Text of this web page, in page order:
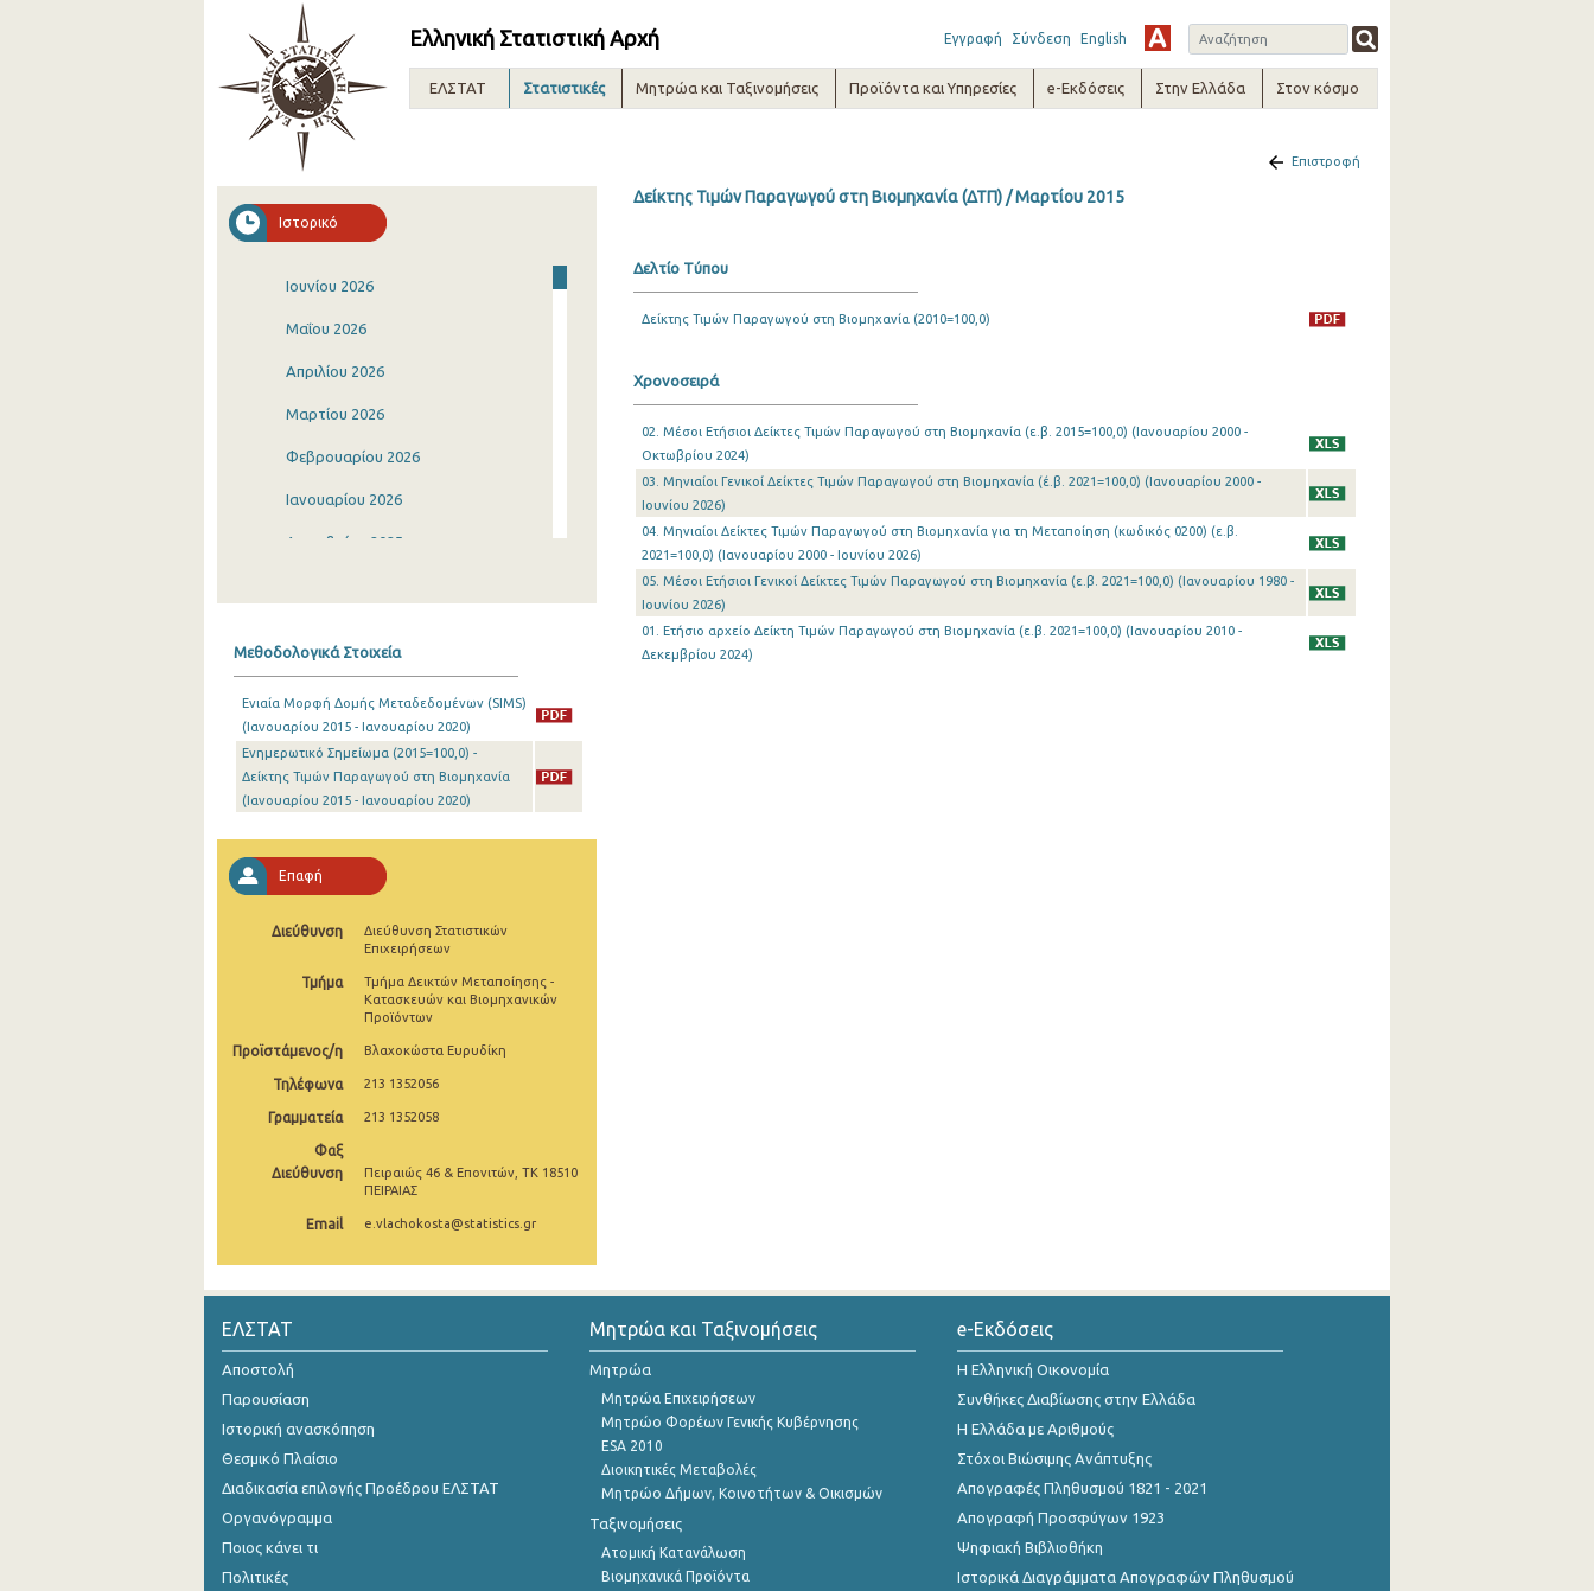
Ελληνική Στατιστική Αρχή Εγγραφή Σύνδεση English
ΕΛΣΤΑΤ Στατιστικές Μητρώα και Ταξινομήσεις Προϊόντα και Υπηρεσίες e-Εκδόσεις Στην Ελλάδα Στον κόσμο
Ιστορικό
Ιουνίου 2026
Μαΐου 2026
Απριλίου 2026
Μαρτίου 2026
Φεβρουαρίου 2026
Ιανουαρίου 2026
Δεκεμβρίου 2025
Αυγούστου 2025
Ιουλίου 2025
Ιουνίου 2025
Μαΐου 2025
Απριλίου 2025
Μαρτίου 2025
Ιανουαρίου 2025
Δεκεμβρίου 2024
Νοεμβρίου 2024
Οκτωβρίου 2024
Σεπτεμβρίου 2024
Αυγούστου 2024
Ιουλίου 2024
Μαΐου 2024
Απριλίου 2024
Μαρτίου 2024
Φεβρουαρίου 2024
Ιανουαρίου 2024
Μεθοδολογικά Στοιχεία
Ενιαία Μορφή Δομής Μεταδεδομένων (SIMS)
(Ιανουαρίου 2015 - Ιανουαρίου 2020)
Ενημερωτικό Σημείωμα (2015=100,0) -
Δείκτης Τιμών Παραγωγού στη Βιομηχανία
(Ιανουαρίου 2015 - Ιανουαρίου 2020)
Επαφή
Διεύθυνση
Διεύθυνση Στατιστικών
Επιχειρήσεων
Τμήμα
Τμήμα Δεικτών Μεταποίησης -
Κατασκευών και Βιομηχανικών
Προϊόντων
Προϊστάμενος/η Βλαχοκώστα Ευρυδίκη
Τηλέφωνα 213 1352056
Γραμματεία 213 1352058
Φαξ
Διεύθυνση
Πειραιώς 46 & Επονιτών, ΤΚ 18510
ΠΕΙΡΑΙΑΣ
Email e.vlachokosta@statistics.gr
Επιστροφή
Δείκτης Τιμών Παραγωγού στη Βιομηχανία (ΔΤΠ) / Μαρτίου 2015
Δελτίο Τύπου
Δείκτης Τιμών Παραγωγού στη Βιομηχανία (2010=100,0)
Χρονοσειρά
02. Μέσοι Ετήσιοι Δείκτες Τιμών Παραγωγού στη Βιομηχανία (ε.β. 2015=100,0) (Ιανουαρίου 2000 -
Οκτωβρίου 2024)
03. Μηνιαίοι Γενικοί Δείκτες Τιμών Παραγωγού στη Βιομηχανία (έ.β. 2021=100,0) (Ιανουαρίου 2000 -
Ιουνίου 2026)
04. Μηνιαίοι Δείκτες Τιμών Παραγωγού στη Βιομηχανία για τη Μεταποίηση (κωδικός 0200) (ε.β.
2021=100,0) (Ιανουαρίου 2000 - Ιουνίου 2026)
05. Μέσοι Ετήσιοι Γενικοί Δείκτες Τιμών Παραγωγού στη Βιομηχανία (ε.β. 2021=100,0) (Ιανουαρίου 1980 -
Ιουνίου 2026)
01. Ετήσιο αρχείο Δείκτη Τιμών Παραγωγού στη Βιομηχανία (ε.β. 2021=100,0) (Ιανουαρίου 2010 -
Δεκεμβρίου 2024)
ΕΛΣΤΑΤ
Αποστολή
Παρουσίαση
Ιστορική ανασκόπηση
Θεσμικό Πλαίσιο
Διαδικασία επιλογής Προέδρου ΕΛΣΤΑΤ
Οργανόγραμμα
Ποιος κάνει τι
Πολιτικές
Μητρώα και Ταξινομήσεις
Μητρώα
Μητρώα Επιχειρήσεων
Μητρώο Φορέων Γενικής Κυβέρνησης
ESA 2010
Διοικητικές Μεταβολές
Μητρώο Δήμων, Κοινοτήτων & Οικισμών
Ταξινομήσεις
Ατομική Κατανάλωση
Βιομηχανικά Προϊόντα
e-Εκδόσεις
Η Ελληνική Οικονομία
Συνθήκες Διαβίωσης στην Ελλάδα
Η Ελλάδα με Αριθμούς
Στόχοι Βιώσιμης Ανάπτυξης
Απογραφές Πληθυσμού 1821 - 2021
Απογραφή Προσφύγων 1923
Ψηφιακή Βιβλιοθήκη
Ιστορικά Διαγράμματα Απογραφών Πληθυσμού